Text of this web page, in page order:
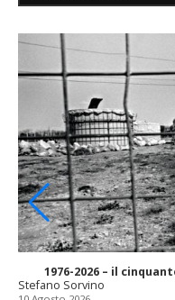
1976-2026 – il
Stefano Sorvino